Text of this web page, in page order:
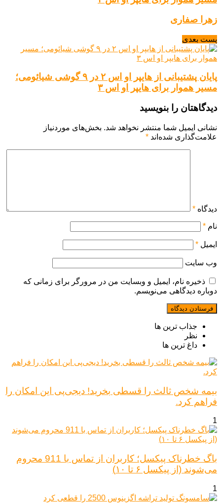
زهرا صفاری
پست بعدی
پایان پشتیبانی از هایپر او اس ۲ در ۹ گوشی شیائومی؛
مسیر هموار برای هایپر او اس ۳
دیدگاهتان را بنویسید
نشانی ایمیل شما منتشر نخواهد شد. بخش‌های موردنیاز
علامت‌گذاری شده‌اند *
دیدگاه *
نام *
ایمیل *
وب‌ سایت
ذخیره نام، ایمیل و وبسایت من در مرورگر برای زمانی که
دوباره دیدگاهی می‌نویسم.
جذاب ترین ها
نظر
داغ ترین ها
بیمه شخص ثالث را قسطی بخرید! دیجی‌پی این امکان را
فراهم کرد.
1
باگ خطرناک پیکسل؛ کاربران از تماس با 911 محروم
می‌شوند (از پیکسل ۶ تا ۱۰)
1